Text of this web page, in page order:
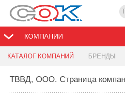
КОМПАНИИ
КАТАЛОГ КОМПАНИЙ БРЕНДЫ
ТВВД, ООО. Страница